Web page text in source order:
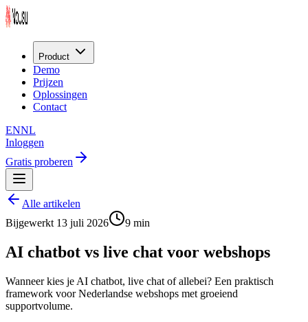
Product
Demo
Prijzen
Oplossingen
Contact
ENNL
Inloggen
Gratis proberen
Alle artikelen
Bijgewerkt 13 juli 2026 9 min
AI chatbot vs live chat voor webshops
Wanneer kies je AI chatbot, live chat of allebei? Een praktisch
framework voor Nederlandse webshops met groeiend
supportvolume.